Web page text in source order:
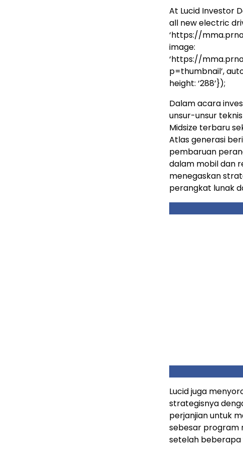
At Lucid Investor
all new electric
‘https://
image:
‘https://
p=thumbnail’,
height: ‘288’});
Dalam acara
unsur-unsur
Midsize terbaru
Atlas generasi
pembaruan
dalam mobil dan
menegaskan
perangkat lunak
Lucid juga
strategisnya
perjanjian untuk
sebesar program
setelah beberapa